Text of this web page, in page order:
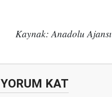
Kaynak: Anadolu Ajansı
YORUM KAT